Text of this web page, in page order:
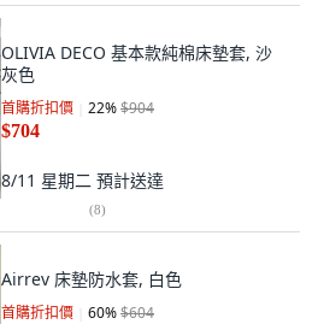
OLIVIA DECO 基本款純棉床墊套, 沙
灰色
首購折扣價 22%$904
$704
8/11 星期二 預計送達
(8)
Airrev 床墊防水套, 白色
首購折扣價 60%$604